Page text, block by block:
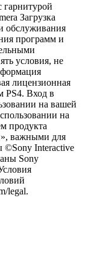
гарнитурой
Загрузка
обслуживания
программ и
условия, не
лицензионная
PS4. Вход в
на вашей
на
продукта
важными для
©Sony Interactive
Sony
legal.